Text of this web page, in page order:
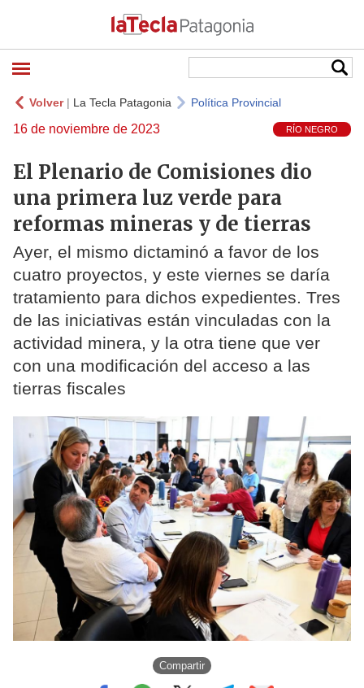
Volver| La Tecla Patagonia Política Provincial
16 de noviembre de 2023 RÍO NEGRO
El Plenario de Comisiones dio
una primera luz verde para
reformas mineras y de tierras
Ayer, el mismo dictaminó a favor de los
cuatro proyectos, y este viernes se daría
tratamiento para dichos expedientes. Tres
de las iniciativas están vinculadas con la
actividad minera, y la otra tiene que ver
con una modificación del acceso a las
tierras fiscales
Compartir